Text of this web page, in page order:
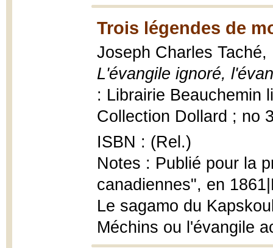
Trois légendes de
Joseph Charles Taché,
L'évangile ignoré,
: Librairie Beauchemin
Collection Dollard ; no
ISBN : (Rel.)
Notes : Publié pour la
canadiennes", en
Le sagamo du
Méchins ou l'évangile